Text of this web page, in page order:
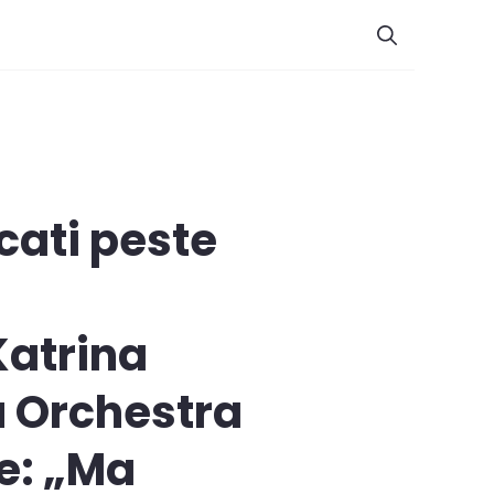
peste
Orchestra
„Ma